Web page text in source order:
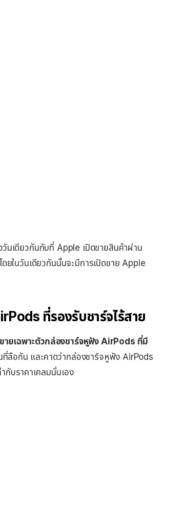
วันเดียวกันกับที่ Apple เปิดขายสินค้าผ่าน
ในวันเดียวกันนั้นจะมีการเปิดขาย Apple
ที่รองรับชาร์จไร้สาย
ายเฉพาะตัวกล่องชาร์จหูฟัง AirPods ที่มี
ลือกัน และคาดว่ากล่องชาร์จหูฟัง AirPods
กับราคาเคลมนั่นเอง